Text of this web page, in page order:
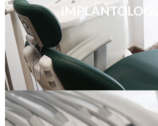
IMPLANTOLOGÍA